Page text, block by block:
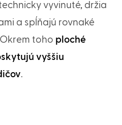
vyvinuté, držia
a spĺňajú rovnaké
toho ploché
vyššiu
.